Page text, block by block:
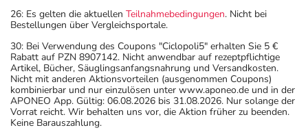
26: Es gelten die aktuellen Teilnahmebedingungen. Nicht bei
Bestellungen über Vergleichsportale.
30: Bei Verwendung des Coupons "Ciclopoli5" erhalten Sie 5 €
Rabatt auf PZN 8907142. Nicht anwendbar auf rezeptpflichtige
Artikel, Bücher, Säuglingsanfangsnahrung und Versandkosten.
Nicht mit anderen Aktionsvorteilen (ausgenommen Coupons)
kombinierbar und nur einzulösen unter www.aponeo.de und in der
APONEO App. Gültig: 06.08.2026 bis 31.08.2026. Nur solange der
Vorrat reicht. Wir behalten uns vor, die Aktion früher zu beenden.
Keine Barauszahlung.